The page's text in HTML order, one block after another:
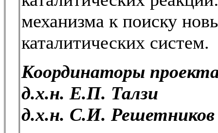
механизма к поиску
каталитических систем.
Координаторы
д.х.н. Е.П. Талзи
д.х.н. С.И. Решетников